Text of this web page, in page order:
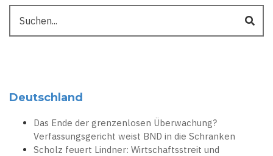
Deutschland
Das Ende der grenzenlosen Überwachung?
Verfassungsgericht weist BND in die Schranken
Scholz feuert Lindner: Wirtschaftsstreit und